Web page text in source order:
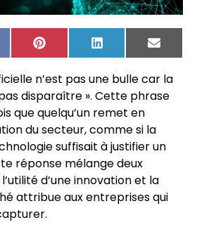
Pinterest LinkedIn
Email
n’est pas une bulle car la
disparaître ». Cette phrase
que quelqu’un remet en
du secteur, comme si la
suffisait à justifier un
réponse mélange deux
d’une innovation et la
attribue aux entreprises qui